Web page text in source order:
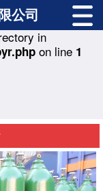
function.copy
]:
in
on line 1
公司